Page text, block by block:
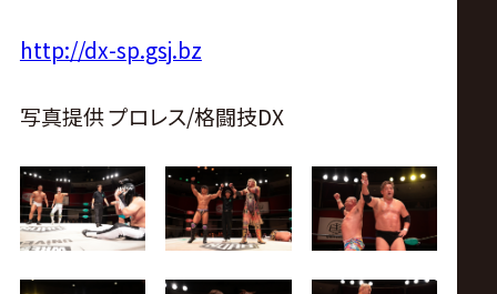
http://dx-sp.gsj.bz
写真提供 プロレス/格闘技DX